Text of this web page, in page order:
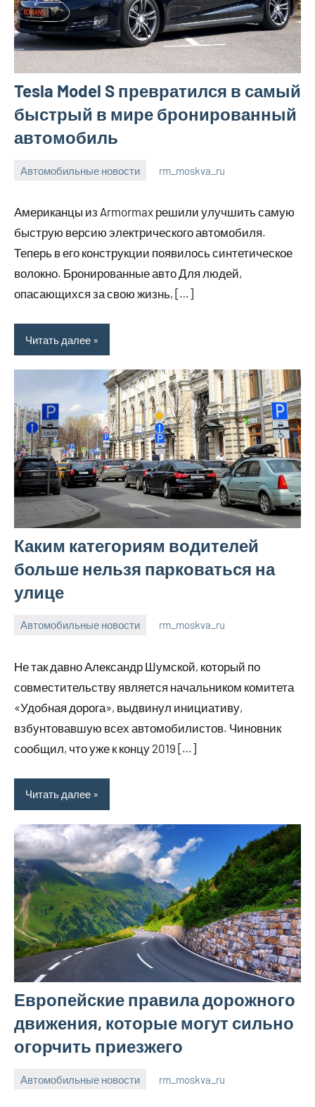
Tesla Model S превратился в самый
быстрый в мире бронированный
автомобиль
Автомобильные новости
2023
rm_moskva_ru
Американцы из Armormax решили улучшить самую
быструю версию электрического автомобиля.
Теперь в его конструкции появилось синтетическое
волокно. Бронированные авто Для людей,
опасающихся за свою жизнь, […]
Читать далее
Каким категориям водителей
больше нельзя парковаться на
улице
Автомобильные новости
2023
rm_moskva_ru
Не так давно Александр Шумской, который по
совместительству является начальником комитета
«Удобная дорога», выдвинул инициативу,
взбунтовавшую всех автомобилистов. Чиновник
сообщил, что уже к концу 2019 […]
Читать далее
Европейские правила дорожного
движения, которые могут сильно
огорчить приезжего
Автомобильные новости rm_moskva_ru